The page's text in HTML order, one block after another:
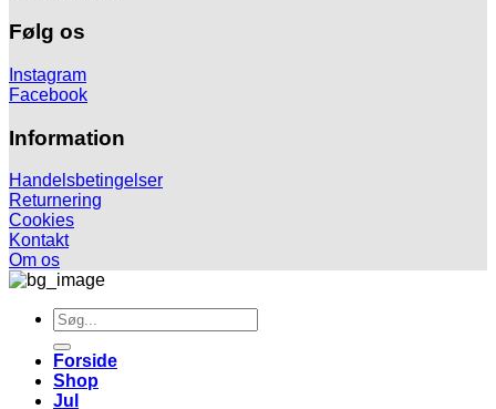
Følg os
Instagram
Facebook
Information
Handelsbetingelser
Returnering
Cookies
Kontakt
Om os
Søg
efter:
Forside
Shop
Jul